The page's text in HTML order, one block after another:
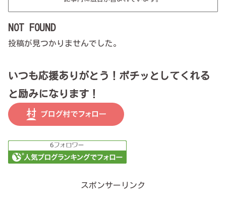
NOT FOUND
投稿が見つかりませんでした。
いつも応援ありがとう！ポチッとしてくれる
と励みになります！
スポンサーリンク